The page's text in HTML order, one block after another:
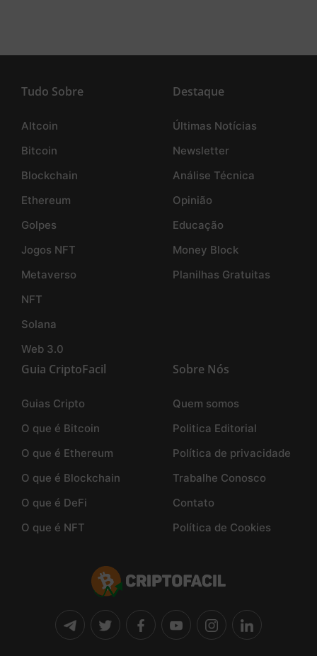
Tudo Sobre
Altcoin
Bitcoin
Blockchain
Ethereum
Golpes
Jogos NFT
Metaverso
NFT
Solana
Web 3.0
Destaque
Últimas Notícias
Newsletter
Análise Técnica
Opinião
Educação
Money Block
Planilhas Gratuitas
Guia CriptoFacil
Guias Cripto
O que é Bitcoin
O que é Ethereum
O que é Blockchain
O que é DeFi
O que é NFT
Sobre Nós
Quem somos
Politica Editorial
Política de privacidade
Trabalhe Conosco
Contato
Política de Cookies